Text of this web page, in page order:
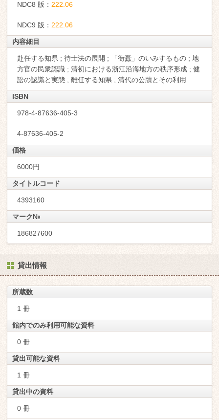
NDC8 版： 222.06
NDC9 版： 222.06
内容細目
赴任する知県 ; 待士法の展開 ; 「衙蠹」のいみするもの ; 地
方官の民衆認識 ; 清初における浙江沿海地方の秩序形成 ; 健
訟の認識と実態 ; 離任する知県 ; 清代の公牘とその利用
ISBN
978-4-87636-405-3
4-87636-405-2
価格
6000円
タイトルコード
4393160
マーク№
186827600
貸出情報
所蔵数
1 冊
館内でのみ利用可能な資料
0 冊
貸出可能な資料
1 冊
貸出中の資料
0 冊